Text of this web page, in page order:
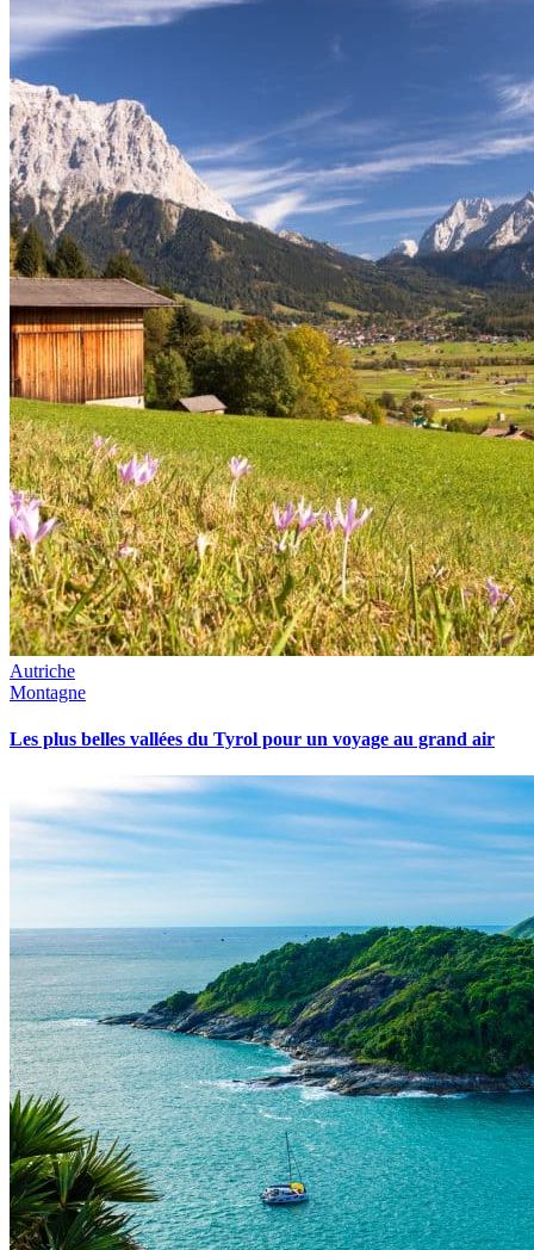
Autriche
Montagne
Les plus belles vallées du Tyrol pour un voyage au grand air